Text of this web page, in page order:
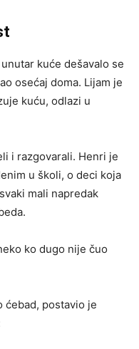
kuće dešavalo se
osećaj doma. Lijam je
kuću, odlazi u
i razgovarali. Henri je
u školi, o deci koja
mali napredak
ko dugo nije čuo
ćebad, postavio je